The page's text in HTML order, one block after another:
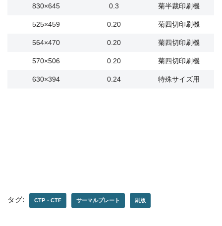
830×645 0.3 菊半裁印刷機
525×459 0.20 菊四切印刷機
564×470 0.20 菊四切印刷機
570×506 0.20 菊四切印刷機
630×394 0.24 特殊サイズ用
タグ: CTP・CTF サーマルプレート 刷版